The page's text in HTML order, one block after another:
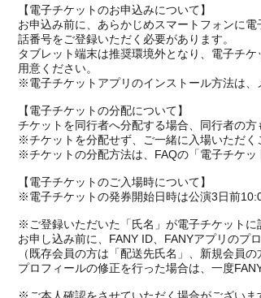
【電子チケットのお申込みについて】
お申込み前に、あらかじめスマートフォンに
話番号をご登録いただく必要があります。
タブレット端末は推奨環境外となり、電子チ
用意ください。
※電子チケットアプリのインストール方法は、
【電子チケットの分配について】
チケットを同行者へ分配する場合、同行者の
※チケットを分配せず、ご一緒に入場いただく
※チケットの分配方法は、FAQの「電子チケッ
【電子チケットのご入場時について】
※電子チケットの発券開始日時は公演3日前
※ご登録いただいた「氏名」が電子チケットに
お申し込み前に、FANY ID、FANYアプリのプ
（既存会員の方は「配送先氏名」、新規会員
プロフィールの修正を行った場合は、一度